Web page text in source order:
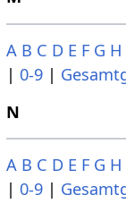
A B C D E F G H
| 0-9|
N
A B C D E F G H
| 0-9|